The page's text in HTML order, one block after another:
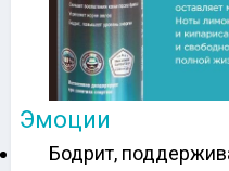
Эмоции
Бодрит,